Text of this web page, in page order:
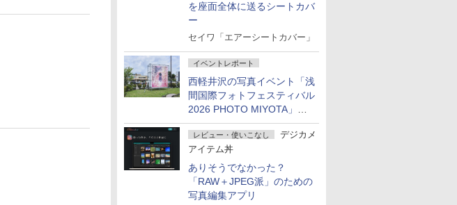
を座面全体に送るシートカバ
ー
セイワ「エアーシートカバー」
イベントレポート
西軽井沢の写真イベント「浅
間国際フォトフェスティバル
2026 PHOTO MIYOTA」が
開幕
レビュー・使いこなし
デジカメ
アイテム丼
ありそうでなかった？
「RAW＋JPEG派」のための
写真編集アプリ